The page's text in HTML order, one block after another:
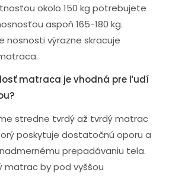
okolo 150 kg potrebujete
aspoň 165-180 kg.
nosnosti výrazne skracuje
matraca je vhodná pre ľudí
stredne tvrdý až tvrdý matrac
poskytuje dostatočnú oporu a
prepadávaniu tela.
matrac by pod vyššou